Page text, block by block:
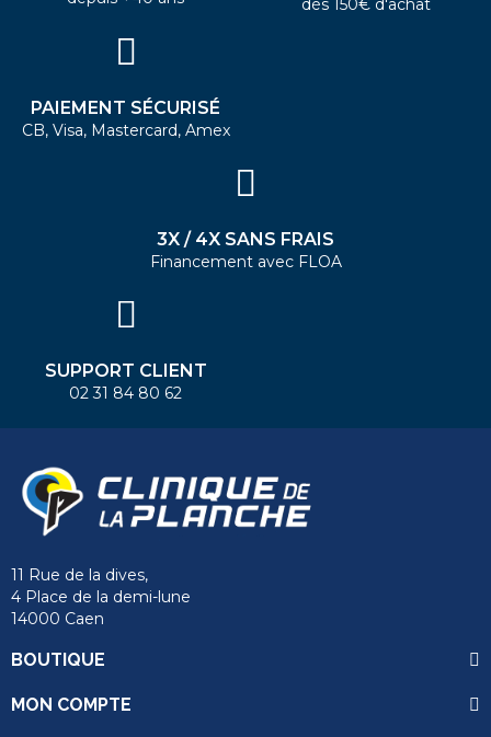
dès 150€ d'achat
PAIEMENT SÉCURISÉ
CB, Visa, Mastercard, Amex
3X / 4X SANS FRAIS
Financement avec FLOA
SUPPORT CLIENT
02 31 84 80 62
11 Rue de la dives,
4 Place de la demi-lune
14000 Caen
BOUTIQUE
MON COMPTE